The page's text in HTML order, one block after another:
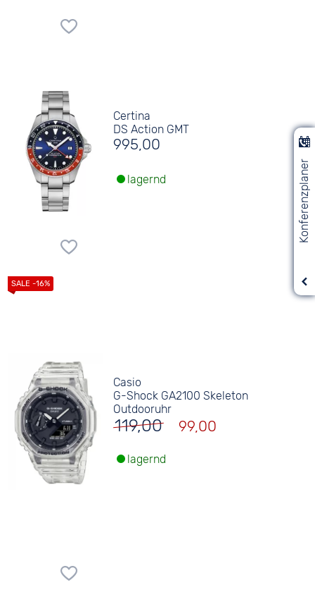
Certina
DS Action GMT
995,00
lagernd
Casio
G-Shock GA2100 Skeleton
Outdooruhr
119,00 99,00
lagernd
Konferenzplaner